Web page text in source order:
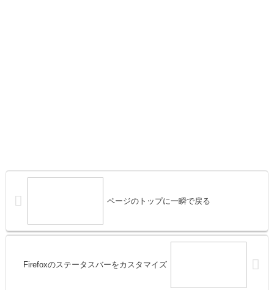
ページのトップに一瞬で戻る
Firefoxのステータスバーをカスタマイズ